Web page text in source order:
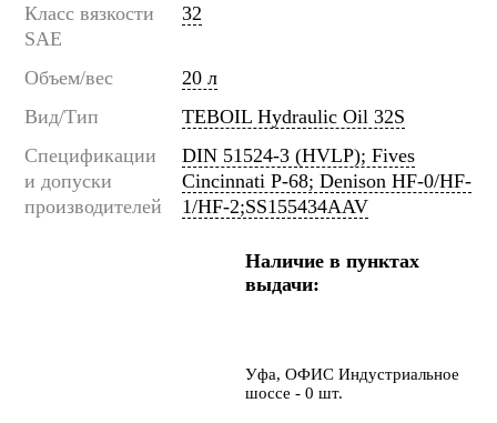
Класс вязкости
SAE
32
Объем/вес
20 л
Вид/Тип
TEBOIL Hydraulic Oil 32S
Спецификации
и допуски
производителей
DIN 51524-3 (HVLP); Fives
Cincinnati P-68; Denison HF-0/HF-
1/HF-2;SS155434AAV
Наличие в пунктах
выдачи:
Уфа, ОФИС Индустриальное
шоссе - 0 шт.